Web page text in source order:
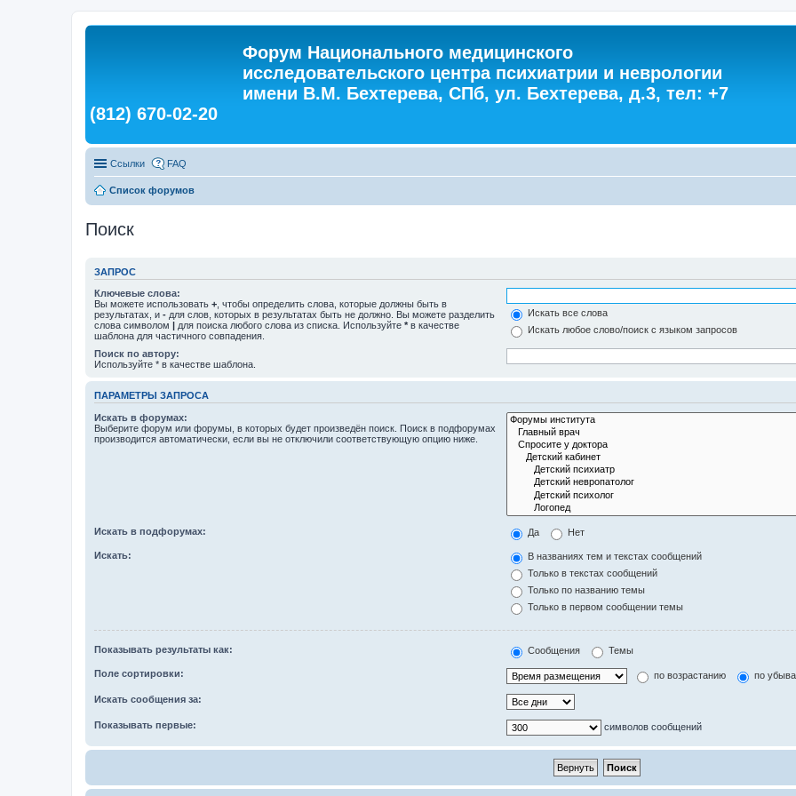
Форум Национального медицинского
исследовательского центра психиатрии и неврологии
имени В.М. Бехтерева, СПб, ул. Бехтерева, д.3, тел: +7
(812) 670-02-20
Ссылки FAQ
Список форумов
Поиск
ЗАПРОС
Ключевые слова:
Вы можете использовать + , чтобы определить слова, которые должны быть в
результатах, и - для слов, которых в результатах быть не должно. Вы можете разделить
слова символом | для поиска любого слова из списка. Используйте * в качестве
шаблона для частичного совпадения.
Искать все слова
Искать любое слово/поиск с языком запросов
Поиск по автору:
Используйте * в качестве шаблона.
ПАРАМЕТРЫ ЗАПРОСА
Искать в форумах:
Выберите форум или форумы, в которых будет произведён поиск. Поиск в подфорумах
производится автоматически, если вы не отключили соответствующую опцию ниже.
Искать в подфорумах: Да Нет
Искать:
В названиях тем и текстах сообщений
Только в текстах сообщений
Только по названию темы
Только в первом сообщении темы
Показывать результаты как: Сообщения Темы
Поле сортировки: по возрастанию по
Искать сообщения за:
Показывать первые: символов сообщений